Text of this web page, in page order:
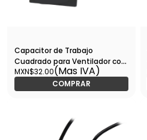
Capacitor de Trabajo
Cuadrado para Ventilador con
Cables 3.5UF, 250V -
CTRVC25V03.5
MXN$32.00(Mas IVA)
COMPRAR